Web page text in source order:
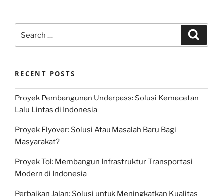
for:
RECENT POSTS
Proyek Pembangunan Underpass: Solusi Kemacetan
Lalu Lintas di Indonesia
Proyek Flyover: Solusi Atau Masalah Baru Bagi
Masyarakat?
Proyek Tol: Membangun Infrastruktur Transportasi
Modern di Indonesia
Perbaikan Jalan: Solusi untuk Meningkatkan Kualitas